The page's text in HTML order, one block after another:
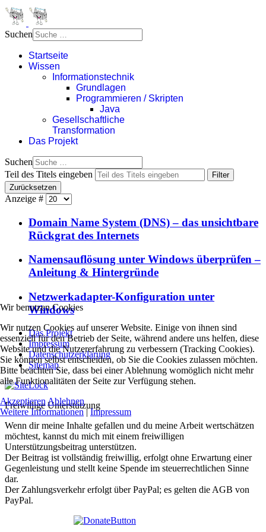
Suchen
Startseite
Wissen
Informationstechnik
Grundlagen
Programmieren / Skripten
Java
Gesellschaftliche
Transformation
Das Projekt
Suchen
Teil des Titels eingeben
Filter
Zurücksetzen
Anzeige #
Domain Name System (DNS) – das unsichtbare
Rückgrat des Internets
Namensauflösung unter Windows überprüfen –
Anleitung & Hintergründe
Netzwerkadapter-Konfiguration unter
Windows
Das Projekt
Impressum
Datenschutzerklärung
Sitemap
Freiwillige Unterstützung
Wenn dir meine Inhalte gefallen und du meine Arbeit wertschätzen
möchtest, kannst du mich mit einem freiwilligen
Unterstützungsbeitrag unterstützen.
Der Beitrag ist vollständig freiwillig, erfolgt ohne Erwartung einer
Gegenleistung und stellt keine Spende im steuerrechtlichen Sinne
dar.
Der Zahlungsverkehr erfolgt über PayPal; es gelten die AGB von
PayPal.
Wir benutzen Cookies
Wir nutzen Cookies auf unserer Website. Einige von ihnen sind
essenziell für den Betrieb der Seite, während andere uns helfen, diese
Website und die Nutzererfahrung zu verbessern (Tracking Cookies).
Sie können selbst entscheiden, ob Sie die Cookies zulassen möchten.
Bitte beachten Sie, dass bei einer Ablehnung womöglich nicht mehr
alle Funktionalitäten der Seite zur Verfügung stehen.
Akzeptieren Ablehnen
Weitere Informationen|Impressum